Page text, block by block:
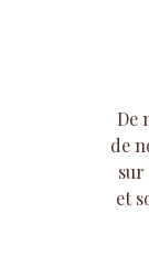
De
de
sur
et